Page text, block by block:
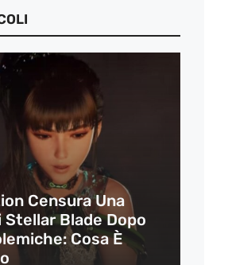
Censura Una
Stellar Blade Dopo
Cosa È